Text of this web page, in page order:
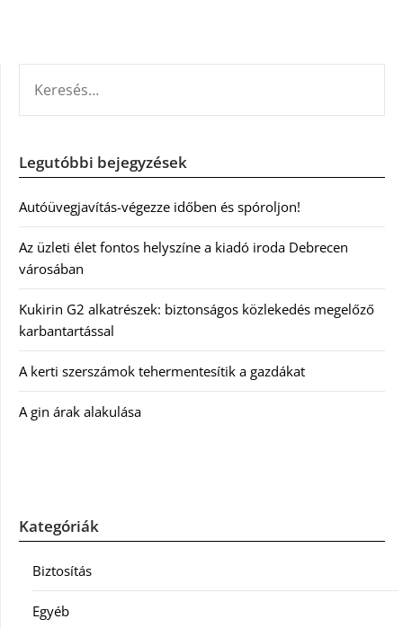
Legutóbbi bejegyzések
Autóüvegjavítás-végezze időben és spóroljon!
Az üzleti élet fontos helyszíne a kiadó iroda Debrecen
városában
Kukirin G2 alkatrészek: biztonságos közlekedés megelőző
karbantartással
A kerti szerszámok tehermentesítik a gazdákat
A gin árak alakulása
Kategóriák
Biztosítás
Egyéb